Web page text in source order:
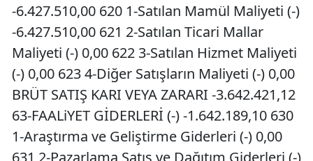
-6.427.510,00 620 1-Satılan Mamül Maliyeti (-)
-6.427.510,00 621 2-Satılan Ticari Mallar
Maliyeti (-) 0,00 622 3-Satılan Hizmet Maliyeti
(-) 0,00 623 4-Diğer Satışların Maliyeti (-) 0,00
BRÜT SATIŞ KARI VEYA ZARARI -3.642.421,12
63-FAALiYET GİDERLERİ (-) -1.642.189,10 630
1-Araştırma ve Geliştirme Giderleri (-) 0,00
631 2-Pazarlama Satış ve Dağıtım Giderleri (-)